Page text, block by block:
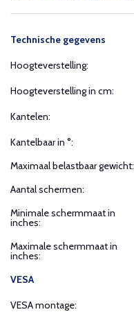
Technische gegevens
Hoogteverstelling:
Hoogteverstelling in cm:
Kantelen:
Kantelbaar in °:
Maximaal belastbaar gewicht:
Aantal schermen:
Minimale schermmaat in
inches:
Maximale schermmaat in
inches:
VESA
VESA montage: